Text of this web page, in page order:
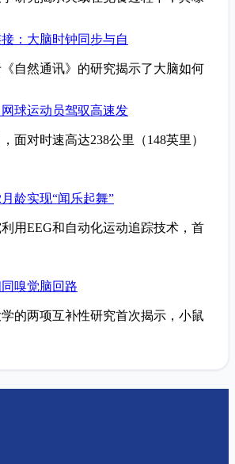
：大脑时钟同步与自
自然通讯》的研究揭示了大脑如何
球运动员驾驭高速发
面对时速高达238公里（148英里）
龄实现“闻乐起舞”
用EEG和自动化运动追踪技术，首
嗅觉脑回路
的两项互补性研究首次揭示，小鼠